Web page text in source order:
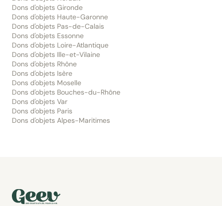
Dons d'objets Gironde
Dons d'objets Haute-Garonne
Dons d'objets Pas-de-Calais
Dons d'objets Essonne
Dons d'objets Loire-Atlantique
Dons d'objets Ille-et-Vilaine
Dons d'objets Rhône
Dons d'objets Isère
Dons d'objets Moselle
Dons d'objets Bouches-du-Rhône
Dons d'objets Var
Dons d'objets Paris
Dons d'objets Alpes-Maritimes